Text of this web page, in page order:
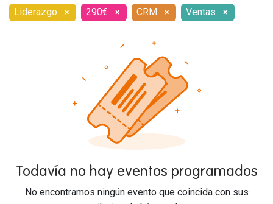
Liderazgo × 290€ × CRM × Ventas ×
Todavía no hay eventos programados
No encontramos ningún evento que coincida con sus